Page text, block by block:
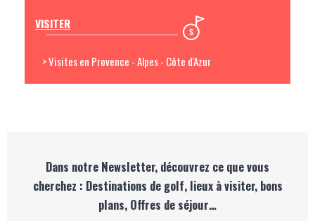
VISITER
> Visites en Provence - Alpes - Côte d'Azur
Dans notre Newsletter, découvrez ce que vous
cherchez : Destinations de golf, lieux à visiter, bons
plans, Offres de séjour…